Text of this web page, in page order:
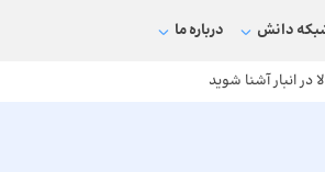
دانش درباره ما
انبار آشنا شوید